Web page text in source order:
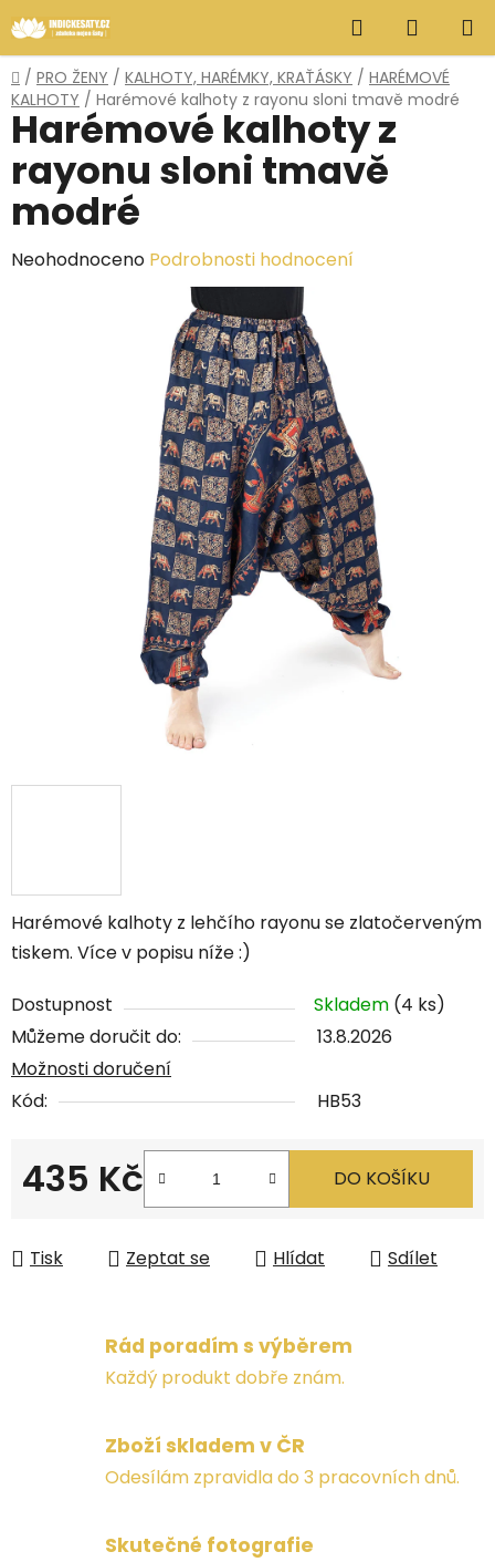
na
obsah
Hledat
KOŠÍK
Domů
/ PRO ŽENY / KALHOTY, HARÉMKY, KRAŤÁSKY / HARÉMOVÉ
KALHOTY / Harémové kalhoty z rayonu sloni tmavě modré
Harémové kalhoty z lehčího rayonu se zlatočerveným
tiskem. Více v popisu níže :)
Dostupnost Skladem (4 ks)
Můžeme doručit do:
13.8.2026
Možnosti doručení
Kód:
HB53
435 Kč DO KOŠÍKU
Tisk Zeptat se Hlídat Sdílet
Harémové kalhoty z
rayonu sloni tmavě
modré
Průměrné
Neohodnoceno Podrobnosti hodnocení
Rád poradím s výběrem
Každý produkt dobře znám.
Zboží skladem v ČR
Odesílám zpravidla do 3 pracovních dnů.
Skutečné fotografie